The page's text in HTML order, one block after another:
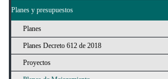
Planes y presupuestos
Planes
Planes Decreto 612 de 2018
Proyectos